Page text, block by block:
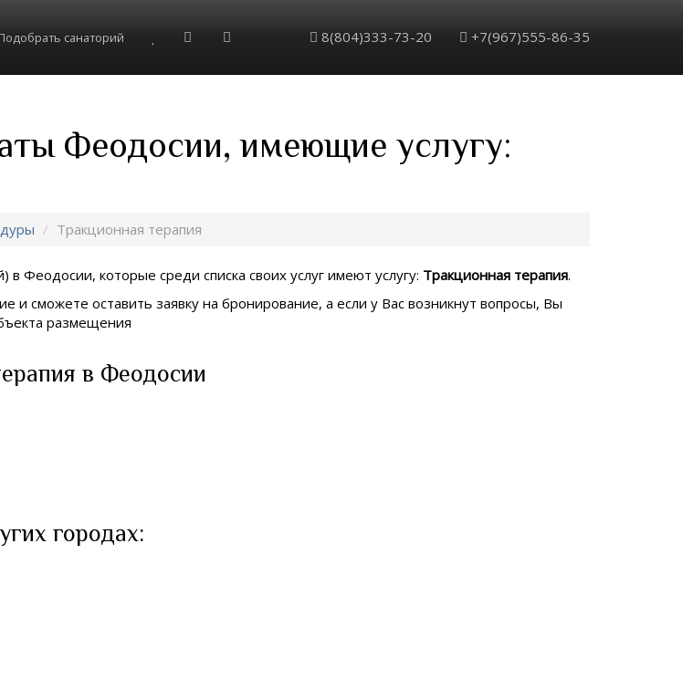
санаторий 8(804)333-73-20 +7(967)555-86-35
Феодосии, имеющие услугу:
Тракционная терапия
в Феодосии, которые среди списка своих услуг имеют услугу: Тракционная терапия.
сможете оставить заявку на бронирование, а если у Вас возникнут вопросы, Вы
размещения
в Феодосии
городах: